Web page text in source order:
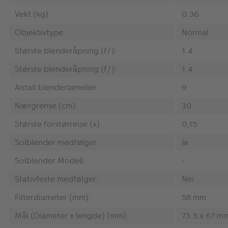
Vekt (kg):
0.36
Objektivtype:
Normal
Største blenderåpning (f/):
1.4
Største blenderåpning (f/):
1.4
Antall blenderlameller:
9
Nærgrense (cm):
30
Største forstørrelse (x):
0,15
Solblender medfølger:
Ja
Solblender Modell:
-
Stativfeste medfølger:
Nei
Filterdiameter (mm):
58 mm
Mål (Diameter x lengde) (mm):
73.5 x 67